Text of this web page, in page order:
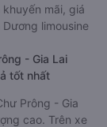
mãi, giá
limousine
- Gia Lai
tốt nhất
Prông - Gia
cao. Trên xe